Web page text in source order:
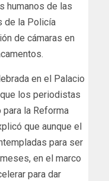
humanos de las
de la Policía
de cámaras en
en el Palacio
los periodistas
para la Reforma
que aunque el
para ser
en el marco
para dar